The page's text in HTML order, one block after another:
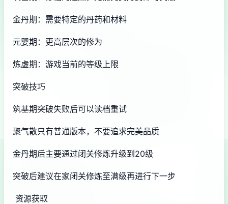
金丹期：需要特定的丹药和材料
元婴期：更高层次的修为
炼虚期：游戏当前的等级上限
突破技巧
筑基期突破失败后可以读档重试
聚气散只有普通版本，不要追求完美品质
金丹期后主要通过闭关修炼升级到20级
突破后建议在家闭关修炼至满级再进行下一步
资源获取